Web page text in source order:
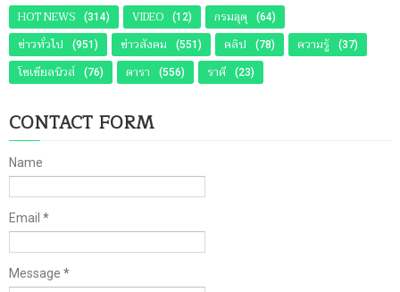
HOT NEWS (314) VIDEO (12) กรมอุตุ (64)
ข่าวทั่วไป (951) ข่าวสังคม (551) คลิป (78) ความรู้ (37)
โซเชียลนิวส์ (76) ดารา (556) ราศี (23)
CONTACT FORM
Name
Email *
Message *